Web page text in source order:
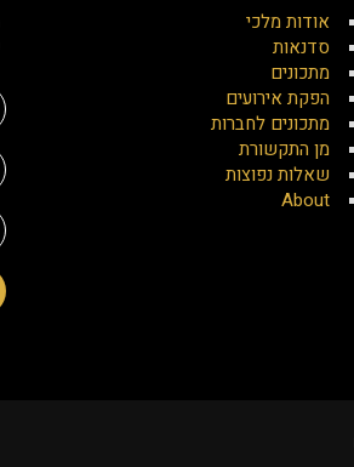
אודות מלכי
סדנאות
מתכונים
הפקת אירועים
מתכונים לחברות
מן התקשורת
שאלות נפוצות
About